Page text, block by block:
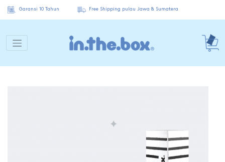
Garansi 10 Tahun Free Shipping pulau Jawa & Sumatera